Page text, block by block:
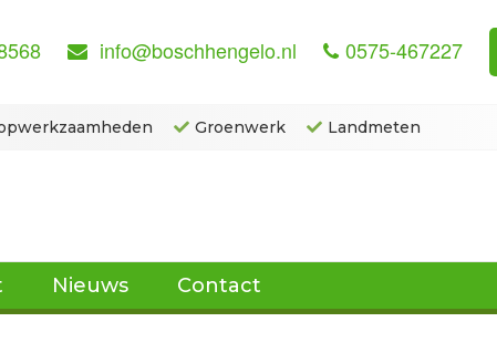
info@boschhengelo.nl 0575-467227
Groenwerk Landmeten
Nieuws Contact